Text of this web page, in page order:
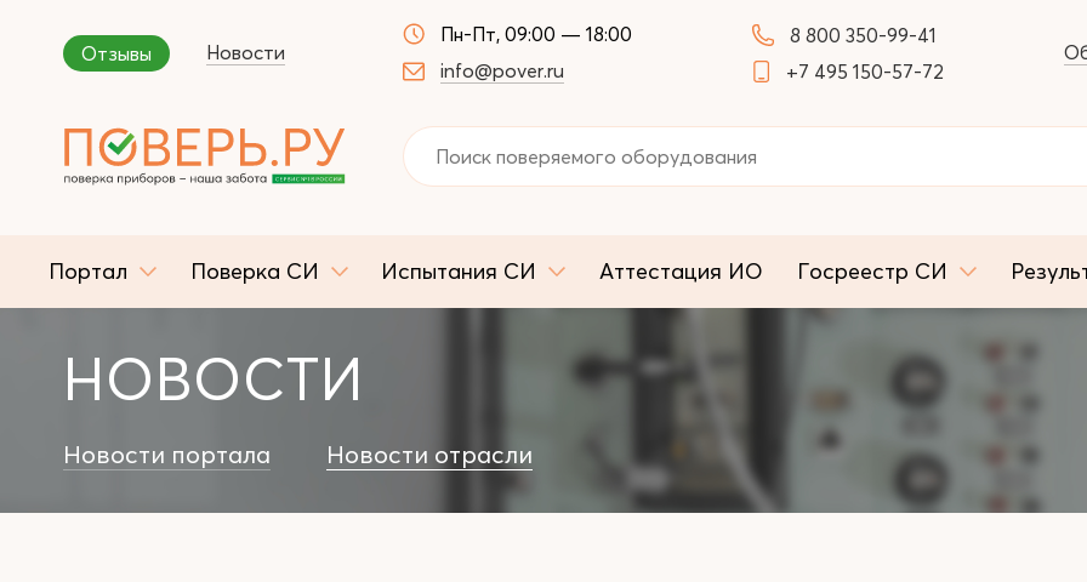
Отзывы Новости
Пн-Пт, 09:00 — 18:00
info@pover.ru
8 800 350-99-41
+7 495 150-57-72
Портал Поверка СИ Испытания СИ Аттестация ИО Госреестр СИ
НОВОСТИ
Новости портала Новости отрасли